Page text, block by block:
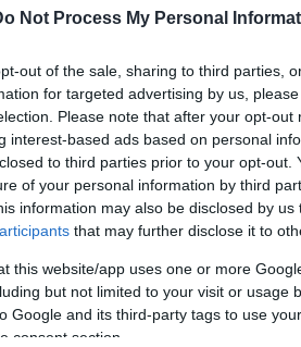
Not Process My Personal
out of the sale, sharing to third parties,
for targeted advertising by us,
Please note that after your opt-out
interest-based ads based on personal
to third parties prior to your opt-out.
of your personal information by third
information may also be disclosed by
that may further disclose it to
this website/app uses one or more
but not limited to your visit or usage
Google and its third-party tags to use
consent section.